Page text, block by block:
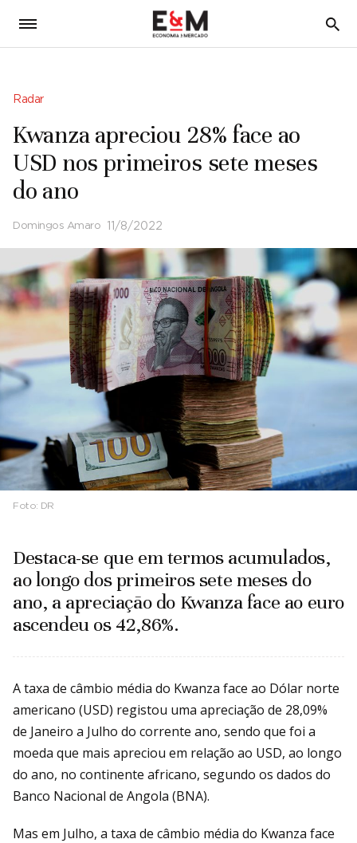
5
Radar
Kwanza apreciou 28% face ao
USD nos primeiros sete meses
do ano
Domingos Amaro 11/8/2022
Foto: DR
Destaca-se que em termos acumulados,
ao longo dos primeiros sete meses do
ano, a apreciação do Kwanza face ao euro
ascendeu os 42,86%.
A taxa de câmbio média do Kwanza face ao Dólar norte
americano (USD) registou uma apreciação de 28,09%
de Janeiro a Julho do corrente ano, sendo que foi a
moeda que mais apreciou em relação ao USD, ao longo
do ano, no continente africano, segundo os dados do
Banco Nacional de Angola (BNA).
Mas em Julho, a taxa de câmbio média do Kwanza face